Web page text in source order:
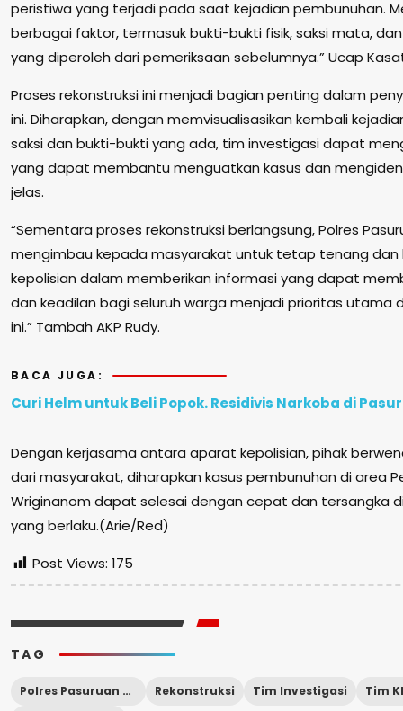
peristiwa yang terjadi pada saat kejadian pembunuhan.
berbagai faktor, termasuk bukti-bukti fisik, saksi mata,
yang diperoleh dari pemeriksaan sebelumnya.” Ucap
Proses rekonstruksi ini menjadi bagian penting dalam
ini. Diharapkan, dengan memvisualisasikan kembali
saksi dan bukti-bukti yang ada, tim investigasi dapat
yang dapat membantu menguatkan kasus dan
jelas.
“Sementara proses rekonstruksi berlangsung, Polres
mengimbau kepada masyarakat untuk tetap tenang dan
kepolisian dalam memberikan informasi yang dapat
dan keadilan bagi seluruh warga menjadi prioritas utama
ini.” Tambah AKP Rudy.
BACA JUGA:
Curi Helm untuk Beli Popok. Residivis Narkoba di
Dengan kerjasama antara aparat kepolisian, pihak
dari masyarakat, diharapkan kasus pembunuhan di area
Wriginanom dapat selesai dengan cepat dan tersangka
yang berlaku.(Arie/Red)
Post Views: 175
TAG
Polres Pasuruan Kota Rekonstruksi Tim Investigasi
Tim